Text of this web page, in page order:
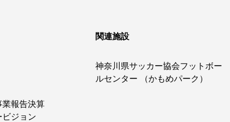
報告決算
ジョン
関連施設
神奈川県サッカー協会フットボー
ルセンター （かもめパーク）